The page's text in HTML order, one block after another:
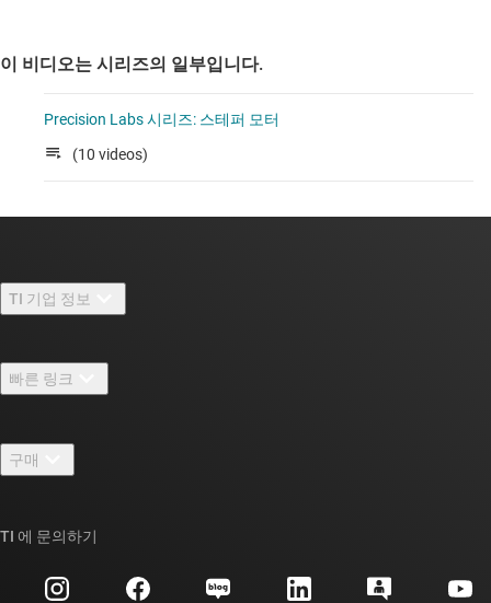
이 비디오는 시리즈의 일부입니다.
Precision Labs 시리즈: 스테퍼 모터
(10 videos)
TI 기업 정보
채용
뉴스룸
이벤트
투자 관계
빠른 링크
TI E2E™ 설계 지원 포럼
대체품 검색
고객 지원 센터
구매
TI 에 문의하기